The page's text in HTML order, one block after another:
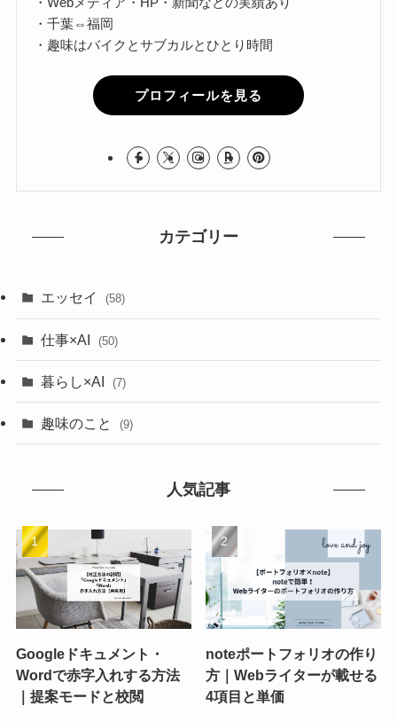
・千葉⇔福岡
・趣味はバイクとサブカルとひとり時間
プロフィールを見る
カテゴリー
エッセイ (58)
仕事×AI (50)
暮らし×AI (7)
趣味のこと (9)
人気記事
Googleドキュメント・
Wordで赤字入れする方法
｜提案モードと校閲
noteポートフォリオの作り
方｜Webライターが載せる
4項目と単価